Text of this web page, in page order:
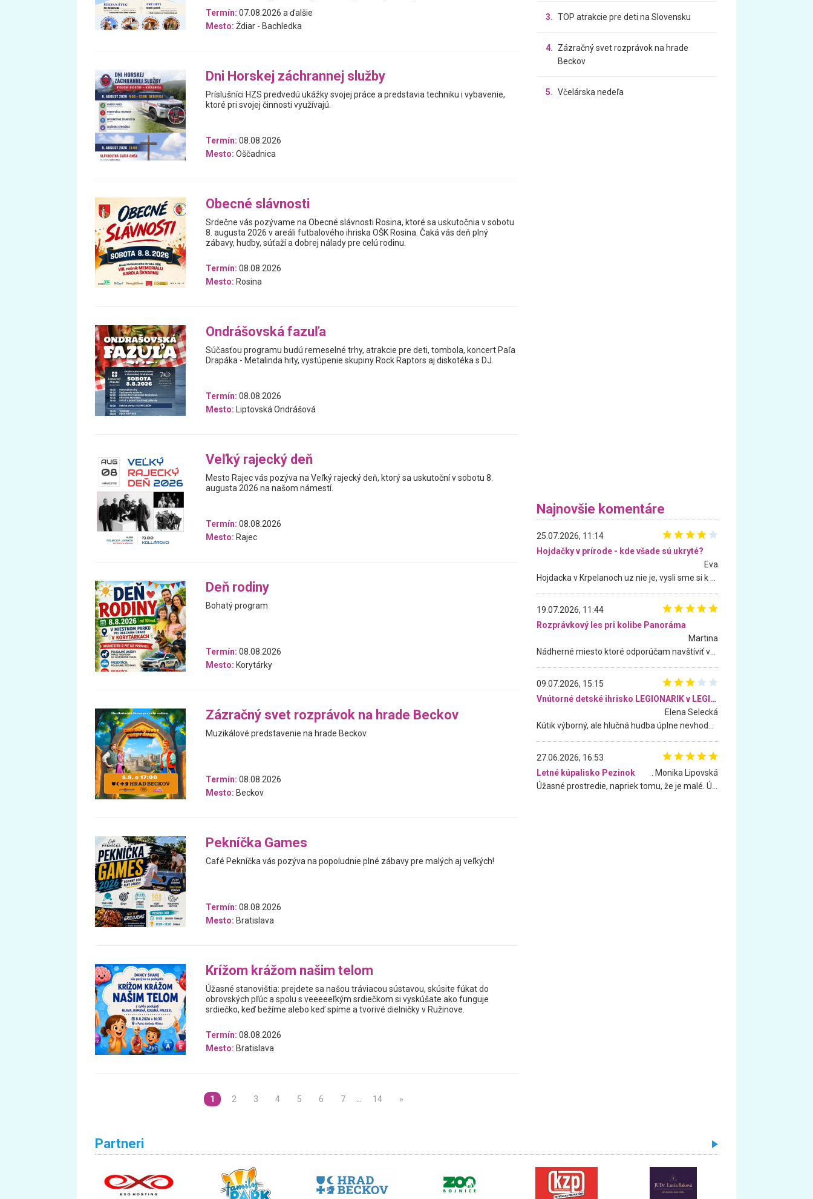
Termín: 07.08.2026 a ďalšie
Mesto: Ždiar - Bachledka
Dni Horskej záchrannej služby
Príslušníci HZS predvedú ukážky svojej práce a predstavia techniku i vybavenie,
ktoré pri svojej činnosti využívajú.
Termín: 08.08.2026
Mesto: Oščadnica
Obecné slávnosti
Srdečne vás pozývame na Obecné slávnosti Rosina, ktoré sa uskutočnia v sobotu
8. augusta 2026 v areáli futbalového ihriska OŠK Rosina. Čaká vás deň plný
zábavy, hudby, súťaží a dobrej nálady pre celú rodinu.
Termín: 08.08.2026
Mesto: Rosina
Ondrášovská fazuľa
Súčasťou programu budú remeselné trhy, atrakcie pre deti, tombola, koncert Paľa
Drapáka - Metalinda hity, vystúpenie skupiny Rock Raptors aj diskotéka s DJ.
Termín: 08.08.2026
Mesto: Liptovská Ondrášová
Veľký rajecký deň
Mesto Rajec vás pozýva na Veľký rajecký deň, ktorý sa uskutoční v sobotu 8.
augusta 2026 na našom námestí.
Termín: 08.08.2026
Mesto: Rajec
Deň rodiny
Bohatý program
Termín: 08.08.2026
Mesto: Korytárky
Zázračný svet rozprávok na hrade Beckov
Muzikálové predstavenie na hrade Beckov.
Termín: 08.08.2026
Mesto: Beckov
Pekníčka Games
Café Pekníčka vás pozýva na popoludnie plné zábavy pre malých aj veľkých!
Termín: 08.08.2026
Mesto: Bratislava
Krížom krážom našim telom
Úžasné stanovištia: prejdete sa našou tráviacou sústavou, skúsite fúkat do
obrovských pľúc a spolu s veeeeeľkým srdiečkom si vyskúšate ako funguje
srdiečko, keď bežíme alebo keď spíme a tvorivé dielničky v Ružinove.
Termín: 08.08.2026
Mesto: Bratislava
1 2 3 4 5 6 7 14 »
3. TOP atrakcie pre deti na Slovensku
4.
Zázračný svet rozprávok na hrade
Beckov
5. Včelárska nedeľa
Najnovšie komentáre
25.07.2026, 11:14
Hojdačky v prírode - kde všade sú ukryté?
Eva
19.07.2026, 11:44
Rozprávkový les pri kolibe Panoráma
Martina
09.07.2026, 15:15
Vnútorné detské ihrisko LEGIONARIK v LEGIA Fitness
Elena Selecká
27.06.2026, 16:53
Letné kúpalisko Pezinok
. Monika Lipovská
Partneri